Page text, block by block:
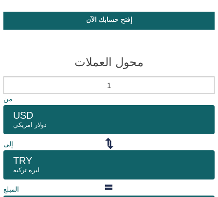
إفتح حسابك الآن
محول العملات
من
USD
دولار امريكي
إلى
TRY
ليرة تركية
المبلغ